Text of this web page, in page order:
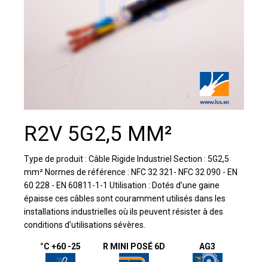
R2V 5G2,5 MM²
Type de produit : Câble Rigide Industriel Section : 5G2,5
mm² Normes de référence : NFC 32 321- NFC 32 090 - EN
60 228 - EN 60811-1-1 Utilisation : Dotés d’une gaine
épaisse ces câbles sont couramment utilisés dans les
installations industrielles où ils peuvent résister à des
conditions d’utilisations sévères.
°C +60 -25 R MINI POSÉ 6D AG3